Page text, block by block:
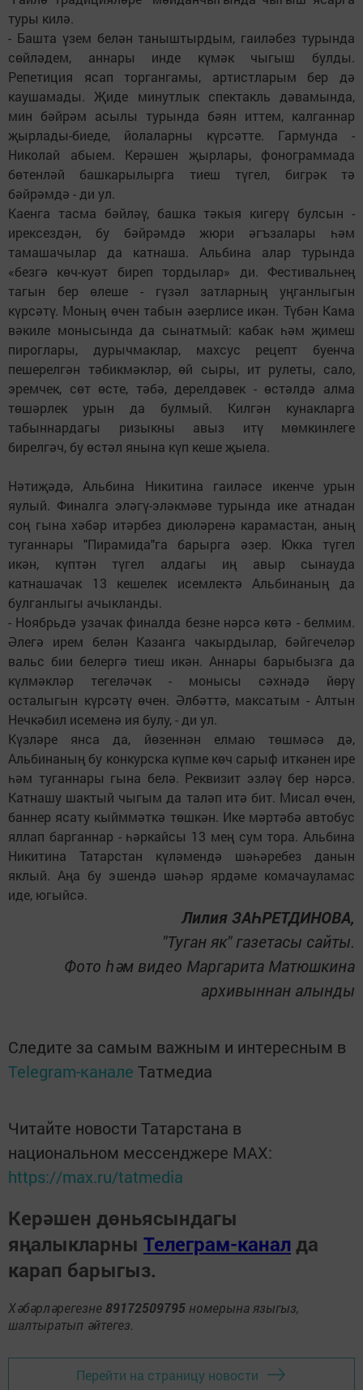
туры килә.
- Башта үзем белән таныштырдым, гаиләбез турында
сөйләдем, аннары инде күмәк чыгыш булды.
Репетиция ясап торгангамы, артистларым бер дә
каушамады. Җиде минутлык спектакль дәвамында,
мин бәйрәм асылы турында бәян иттем, калганнар
җырлады-биеде, йолаларны күрсәтте. Гармунда -
Николай абыем. Керәшен җырлары, фонограммада
бөтенләй башкарылырга тиеш түгел, бигрәк тә
бәйрәмдә - ди ул.
Каенга тасма бәйләү, башка тәкыя кигерү булсын -
ирексездән, бу бәйрәмдә жюри әгъзалары һәм
тамашачылар да катнаша. Альбина алар турында
«безгә көч-куәт биреп тордылар» ди. Фестивальнең
тагын бер өлеше - гүзәл затларның уңганлыгын
күрсәтү. Моның өчен табын әзерлисе икән. Түбән Кама
вәкиле монысында да сынатмый: кабак һәм җимеш
пироглары, дурычмаклар, махсус рецепт буенча
пешерелгән тәбикмәкләр, өй сыры, ит рулеты, сало,
эремчек, сөт өсте, тәбә, дерелдәвек - өстәлдә алма
төшәрлек урын да булмый. Килгән кунакларга
табыннардагы ризыкны авыз итү мөмкинлеге
бирелгәч, бу өстәл янына күп кеше җыела.
Нәтиҗәдә, Альбина Никитина гаиләсе икенче урын
яулый. Финалга эләгү-эләкмәве турында ике атнадан
соң гына хәбәр итәрбез диюләренә карамастан, аның
туганнары "Пирамида"га барырга әзер. Юкка түгел
икән, күптән түгел алдагы иң авыр сынауда
катнашачак 13 кешелек исемлектә Альбинаның да
булганлыгы ачыкланды.
- Ноябрьдә узачак финалда безне нәрсә көтә - белмим.
Әлегә ирем белән Казанга чакырдылар, бәйгечеләр
вальс бии белергә тиеш икән. Аннары барыбызга да
күлмәкләр тегеләчәк - монысы сәхнәдә йөрү
осталыгын күрсәтү өчен. Әлбәттә, максатым - Алтын
Нечкәбил исеменә ия булу, - ди ул.
Күзләре янса да, йөзеннән елмаю төшмәсә дә,
Альбинаның бу конкурска күпме көч сарыф иткәнен ире
һәм туганнары гына белә. Реквизит эзләү бер нәрсә.
Катнашу шактый чыгым да таләп итә бит. Мисал өчен,
баннер ясату кыйммәткә төшкән. Ике мәртәбә автобус
яллап барганнар - һәркайсы 13 мең сум тора. Альбина
Никитина Татарстан күләмендә шәһәребез данын
яклый. Аңа бу эшендә шәһәр ярдәме комачауламас
иде, югыйсә.
Лилия ЗАҺРЕТДИНОВА,
"Туган як" газетасы сайты.
Фото һәм видео Маргарита Матюшкина
архивыннан алынды
Следите за самым важным и интересным в
Telegram-канале Татмедиа
Читайте новости Татарстана в
национальном мессенджере MАХ:
https://max.ru/tatmedia
Керәшен дөньясындагы
яңалыкларны Телеграм-канал да
карап барыгыз.
Хәбәрләрегезне 89172509795 номерына языгыз,
шалтыратып әйтегез.
Перейти на страницу новости